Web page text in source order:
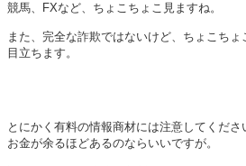
競馬、FXなど、ちょこちょこ見ますね。
また、完全な詐欺ではないけど、ちょこち
目立ちます。
とにかく有料の情報商材には注意してくださ
お金が余るほどあるのならいいですが。